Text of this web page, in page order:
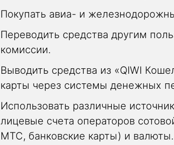
Покупать авиа- и
Переводить средства другим
комиссии.
Выводить средства из «QIWI
карты через системы денежных
Использовать различные
лицевые счета операторов
МТС, банковские карты) и валюты.